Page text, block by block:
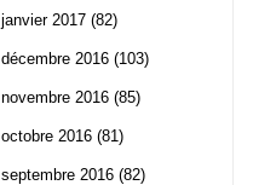
janvier 2017 (82)
décembre 2016 (103)
novembre 2016 (85)
octobre 2016 (81)
septembre 2016 (82)